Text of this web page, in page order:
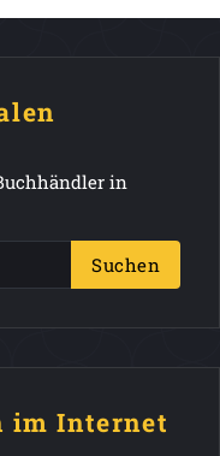
in
Suchen
im Internet